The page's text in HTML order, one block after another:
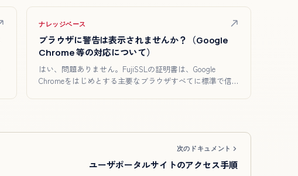
ナレッジベース
ブラウザに警告は表示されませんか？（Google
Chrome 等の対応について）
はい、問題ありません。FujiSSLの証明書は、Google
Chromeをはじめとする主要なブラウザすべてに標準で信
次のドキュメント
ユーザポータルサイトのアクセス手順